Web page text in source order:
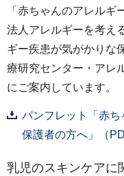
「赤ちゃんのアレル
法人アレルギーを考え
ギー疾患が気がかりな
療研究センター・アレ
にご案内しています。
パンフレット「赤
保護者の方へ」（
乳児のスキンケアに